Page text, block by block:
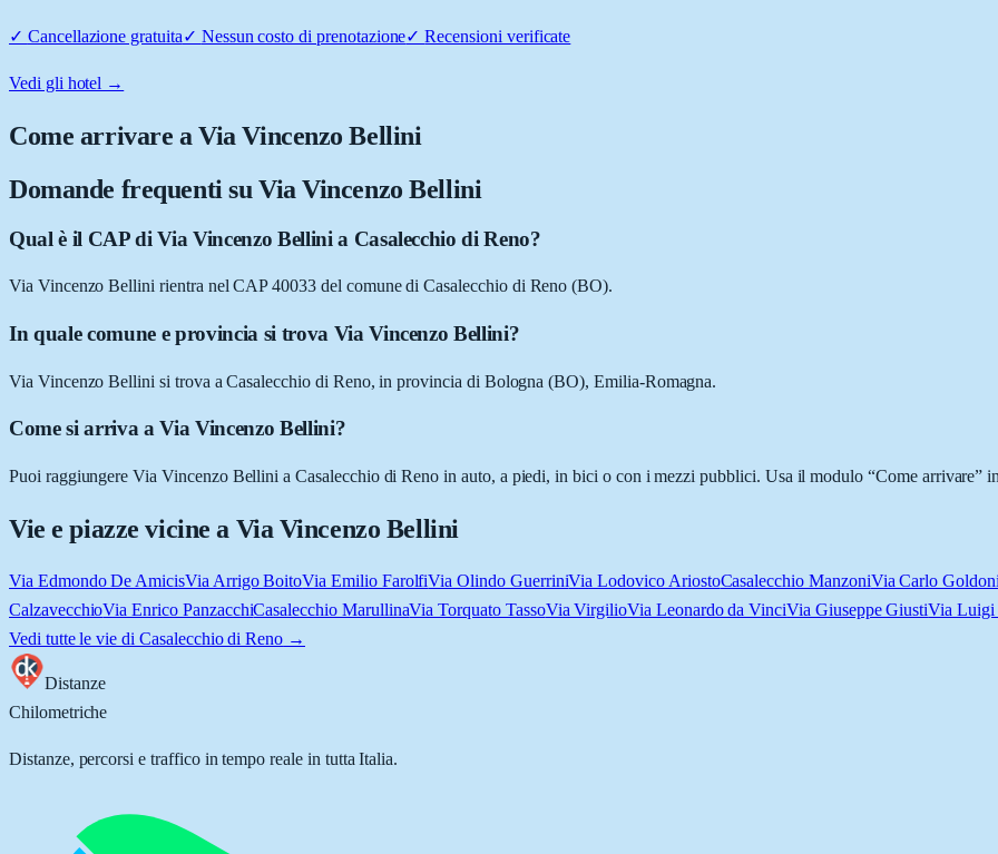
✓ Cancellazione gratuita✓ Nessun costo di prenotazione✓Recensioni verificate
Vedi gli hotel →
Come arrivare aVia Vincenzo Bellini
Domande frequenti su Via Vincenzo Bellini
Qual è il CAP di Via Vincenzo Bellini a Casalecchio di Reno?
Via Vincenzo Bellini rientra nel CAP 40033 del comune di Casalecchio di Reno (BO).
In quale comune e provincia si trova Via Vincenzo Bellini?
Via Vincenzo Bellini si trova a Casalecchio di Reno, in provincia di Bologna (BO), Emilia-Romagna.
Come si arriva a Via Vincenzo Bellini?
Puoi raggiungere Via Vincenzo Bellini a Casalecchio di Reno in auto, a piedi, in bici o con i mezzi pubblici. Usa il modulo “Come arrivare”
Vie e piazze vicine a Via Vincenzo Bellini
Via Edmondo De AmicisVia Arrigo BoitoVia Emilio FarolfiVia Olindo GuerriniVia Lodovico AriostoCasalecchio ManzoniVia Carlo
CalzavecchioVia Enrico PanzacchiCasalecchio MarullinaVia Torquato TassoVia VirgilioVia Leonardo da VinciVia Giuseppe GiustiVia Luigi
Vedi tutte le vie di Casalecchio di Reno →
Distanze
Chilometriche
Distanze, percorsi e traffico in tempo reale in tutta Italia.